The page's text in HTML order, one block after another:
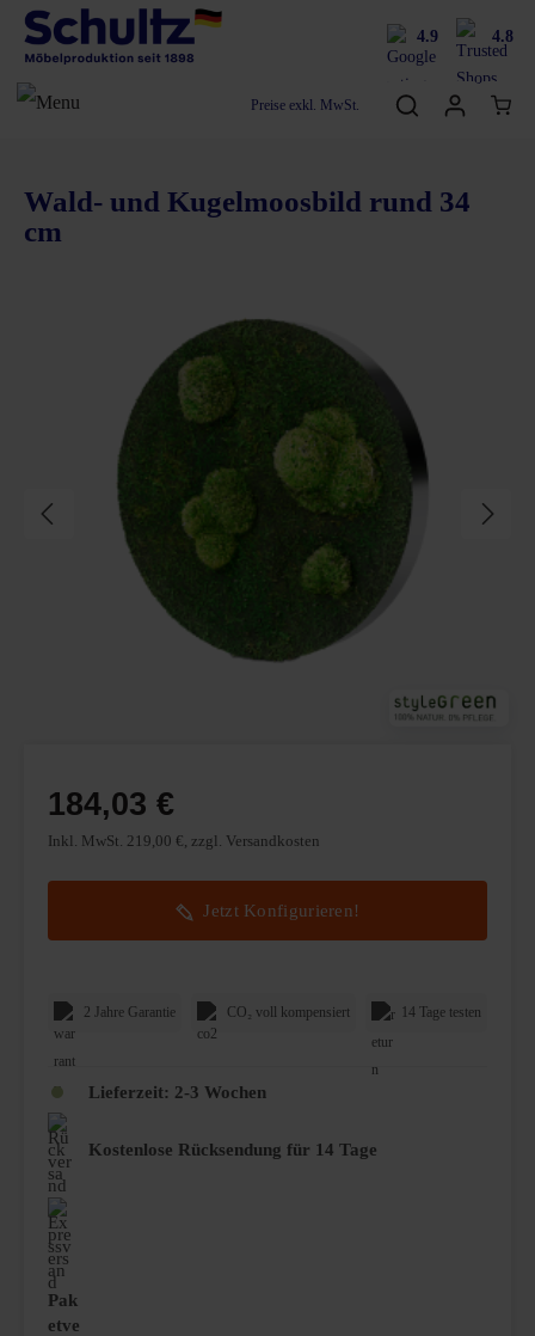
4.9 4.8
Preise exkl. MwSt.
Wald- und Kugelmoosbild rund 34
cm
2 Jahre Garantie CO₂ voll kompensiert 14 Tage testen
Lieferzeit: 2-3 Wochen
Kostenlose Rücksendung für 14 Tage
Pak
etve
184,03 €
Inkl. MwSt. 219,00 €, zzgl. Versandkosten
Jetzt Konfigurieren!